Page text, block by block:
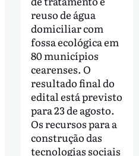
reuso de água
domiciliar com
fossa ecológica em
80 municípios
cearenses. O
resultado final do
edital está previsto
para 23 de agosto.
Os recursos para a
construção das
tecnologias sociais